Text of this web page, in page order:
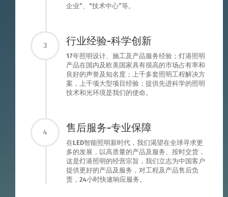
企业”、“技术中心”等。
3 行业经验-科学创新
17年照明设计、施工及产品服务经验；灯港照明
产品在国内及欧美国家具有很高的市场占有率和
良好的声誉及知名度；上千多套照明工程解决方
案，上千项大型项目经验；提供先进科学的照明
技术和光环境是我们的使命。
4 售后服务-专业保障
在LED智能照明新时代，我们渴望在全球寻求更
多的发展，以高质量的产品及服务、按时交货，
这是灯港照明的经营宗旨，我们立志为中国客户
提供更好的产品及服务，对工程及产品售后负
责，24小时快速响应服务。